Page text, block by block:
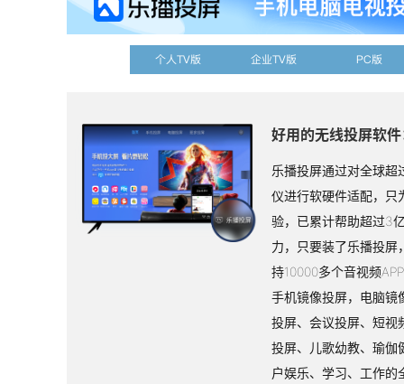
个人TV版 企业TV版 PC版
好用的无线投屏软
乐播投屏通过对全球超
仪进行软硬件适配，只
验，已累计帮助超过3
力，只要装了乐播投屏
持10000多个音视频
手机镜像投屏，电脑镜
投屏、会议投屏、短视
投屏、儿歌幼教、瑜伽
户娱乐、学习、工作的